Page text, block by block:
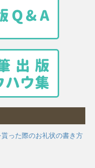
った際のお礼状の書き方